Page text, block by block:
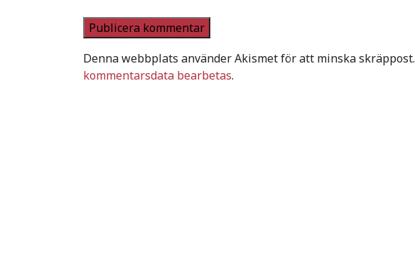
Denna webbplats använder Akismet för att minska skräppost.
kommentarsdata bearbetas.